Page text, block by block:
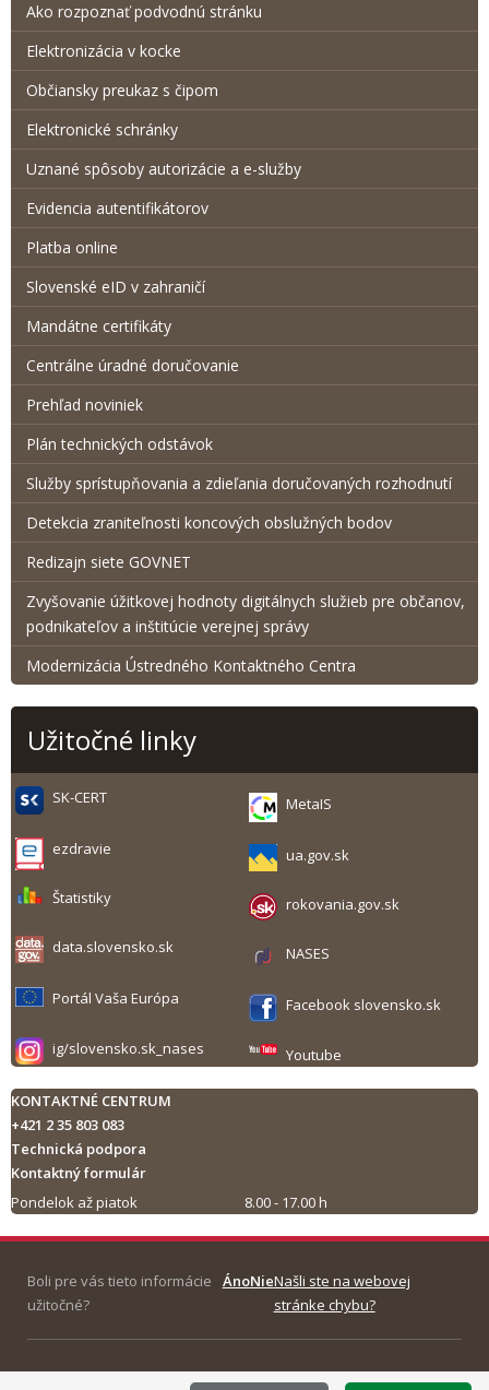
Ako rozpoznať podvodnú stránku
Elektronizácia v kocke
Občiansky preukaz s čipom
Elektronické schránky
Uznané spôsoby autorizácie a e-služby
Evidencia autentifikátorov
Platba online
Slovenské eID v zahraničí
Mandátne certifikáty
Centrálne úradné doručovanie
Prehľad noviniek
Plán technických odstávok
Služby sprístupňovania a zdieľania doručovaných rozhodnutí
Detekcia zraniteľnosti koncových obslužných bodov
Redizajn siete GOVNET
Zvyšovanie úžitkovej hodnoty digitálnych služieb pre občanov,
podnikateľov a inštitúcie verejnej správy
Modernizácia Ústredného Kontaktného Centra
Užitočné linky
SK-CERT MetaIS
ezdravie ua.gov.sk
Štatistiky rokovania.gov.sk
data.slovensko.sk NASES
Portál Vaša Európa Facebook slovensko.sk
ig/slovensko.sk_nases Youtube
KONTAKTNÉ CENTRUM
+421 2 35 803 083
Technická podpora
Kontaktný formulár
Pondelok až piatok
8.00 - 17.00 h
Tlač obsahu
Boli pre vás tieto informácie
užitočné?
ÁnoNieNašli ste na webovej
stránke chybu?